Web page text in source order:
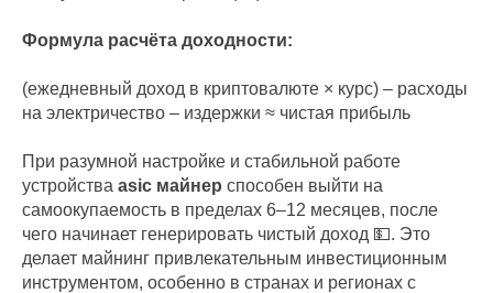
Формула расчёта доходности:
(ежедневный доход в криптовалюте × курс) – расходы
на электричество – издержки ≈ чистая прибыль
При разумной настройке и стабильной работе
устройства asic майнер способен выйти на
самоокупаемость в пределах 6–12 месяцев, после
чего начинает генерировать чистый доход 💵. Это
делает майнинг привлекательным инвестиционным
инструментом, особенно в странах и регионах с